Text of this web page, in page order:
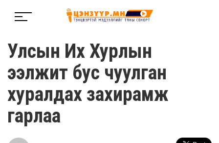
Улсын Их Хурлын
ээлжит бус чуулган
хуралдах захирамж
гарлаа